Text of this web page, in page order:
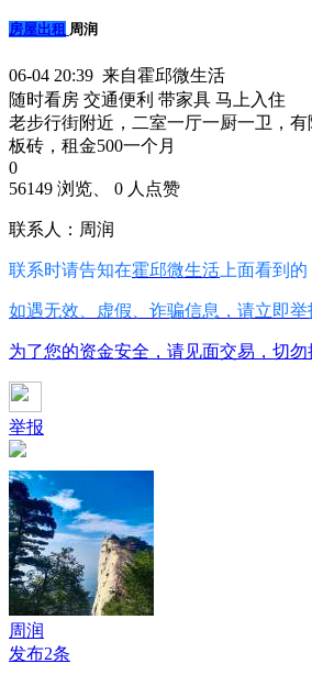
房屋出租 周润
06-04 20:39 来自霍邱微生活
随时看房 交通便利 带家具 马上入住
老步行街附近，二室一厅一厨一卫，
板砖，租金500一个月
0
56149 浏览、 0 人点赞
联系人：周润
联系时请告知在霍邱微生活 上面看到的
如遇无效、虚假、诈骗信息，请立即举
为了您的资金安全，请见面交易，切勿
举报
周润
发布2条